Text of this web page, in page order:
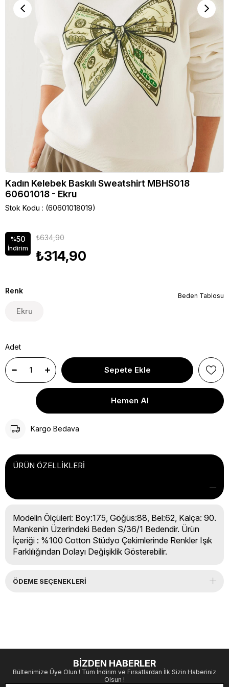
Kadın Kelebek Baskılı Sweatshirt MBHS018
60601018 - Ekru
Stok Kodu (60601018019)
%50
İndirim
₺634,90
₺314,90
Renk
Ekru
Beden Tablosu
Adet
Kargo Bedava
ÜRÜN ÖZELLIKLERI
Modelin Ölçüleri: Boy:175, Göğüs:88, Bel:62, Kalça: 90.
Mankenin Üzerindeki Beden S/36/1 Bedendir. Ürün
İçeriği : %100 Cotton Stüdyo Çekimlerinde Renkler Işık
Farklılığından Dolayı Değişiklik Gösterebilir.
ÖDEME SEÇENEKLERI
BİZDEN HABERLER
Bültenimize Üye Olun ! Tüm İndirim ve Fırsatlardan İlk Sizin Haberiniz
Olsun !